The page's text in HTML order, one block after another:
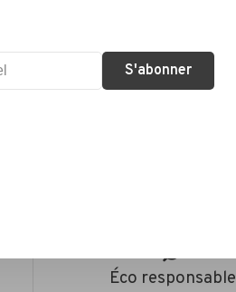
Éco responsable
S'abonner